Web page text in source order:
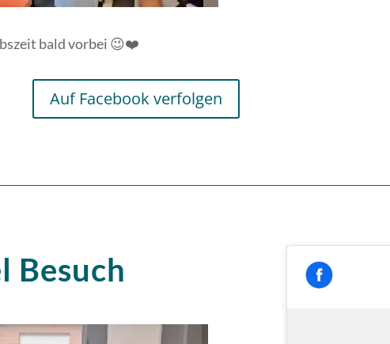
bald vorbei 😉❤️
Auf Facebook verfolgen
Besuch